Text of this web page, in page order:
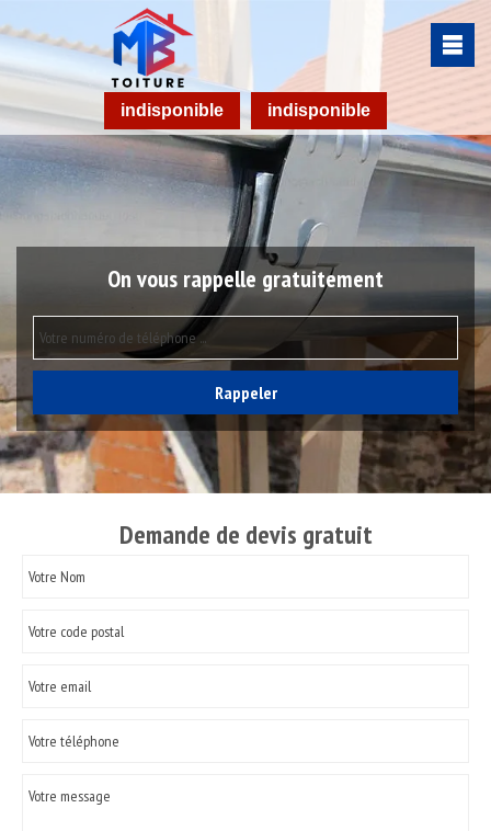
indisponible indisponible
On vous rappelle gratuitement
Demande de devis gratuit